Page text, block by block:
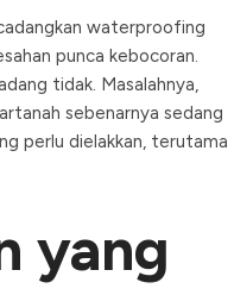
waterproofing
punca kebocoran.
tidak. Masalahnya,
sebenarnya sedang
perlu dielakkan, terutama
yang